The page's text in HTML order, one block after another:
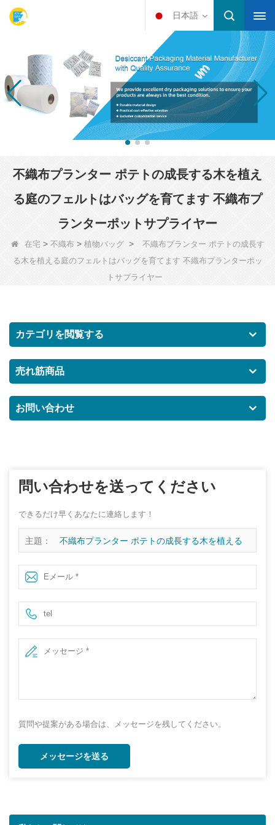
日本語
不織布プランター ポテトの成長する木を植え
る庭のフェルトはバッグを育てます 不織布プ
ランターポットサプライヤー
在宅 > 不織布 > 植物バッグ>
不織布プランター ポテトの成長す
る木を植える庭のフェルトはバッグを育てます 不織布プランターポッ
トサプライヤー
カテゴリを閲覧する
売れ筋商品
お問い合わせ
問い合わせを送ってください
できるだけ早くあなたに連絡します！
主題： 不織布プランター ポテトの成長する木を植える
庭のフェルトはバッグを育てます 不織布プランターポッ
トサプライヤー
質問や提案がある場合は、メッセージを残してください。
メッセージを送る